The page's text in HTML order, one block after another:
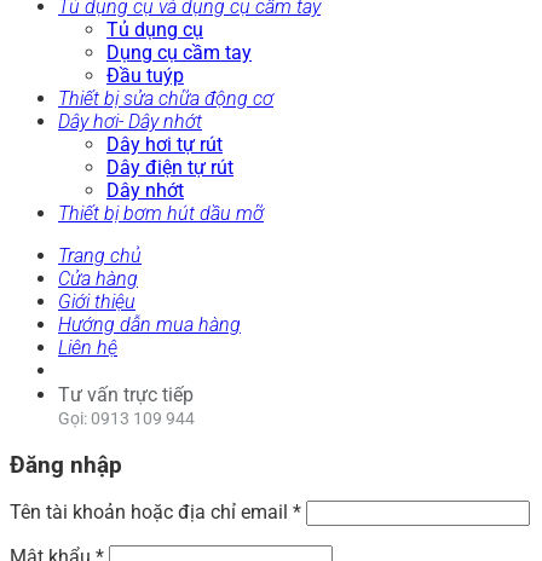
Tủ dụng cụ và dụng cụ cầm tay
Tủ dụng cụ
Dụng cụ cầm tay
Đầu tuýp
Thiết bị sửa chữa động cơ
Dây hơi- Dây nhớt
Dây hơi tự rút
Dây điện tự rút
Dây nhớt
Thiết bị bơm hút dầu mỡ
Trang chủ
Cửa hàng
Giới thiệu
Hướng dẫn mua hàng
Liên hệ
Tư vấn trực tiếp
Gọi: 0913 109 944
Đăng nhập
Tên tài khoản hoặc địa chỉ email *